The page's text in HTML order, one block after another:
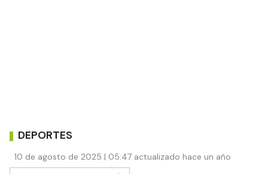
DEPORTES
10 de agosto de 2025 | 05:47 actualizado hace un año